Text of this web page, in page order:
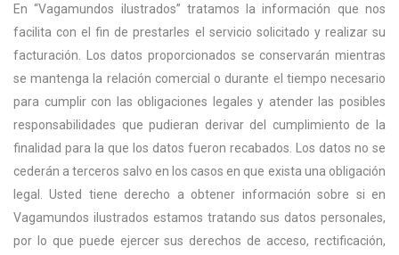
En “Vagamundos ilustrados” tratamos la información que nos
facilita con el fin de prestarles el servicio solicitado y realizar su
facturación. Los datos proporcionados se conservarán mientras
se mantenga la relación comercial o durante el tiempo necesario
para cumplir con las obligaciones legales y atender las posibles
responsabilidades que pudieran derivar del cumplimiento de la
finalidad para la que los datos fueron recabados. Los datos no se
cederán a terceros salvo en los casos en que exista una obligación
legal. Usted tiene derecho a obtener información sobre si en
Vagamundos ilustrados estamos tratando sus datos personales,
por lo que puede ejercer sus derechos de acceso, rectificación,